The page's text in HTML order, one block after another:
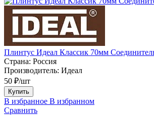
Плинтус Идеал Классик 70мм
Страна: Россия
Производитель: Идеал
50 ₽/шт
Купить
В избранное В избранном
Сравнить